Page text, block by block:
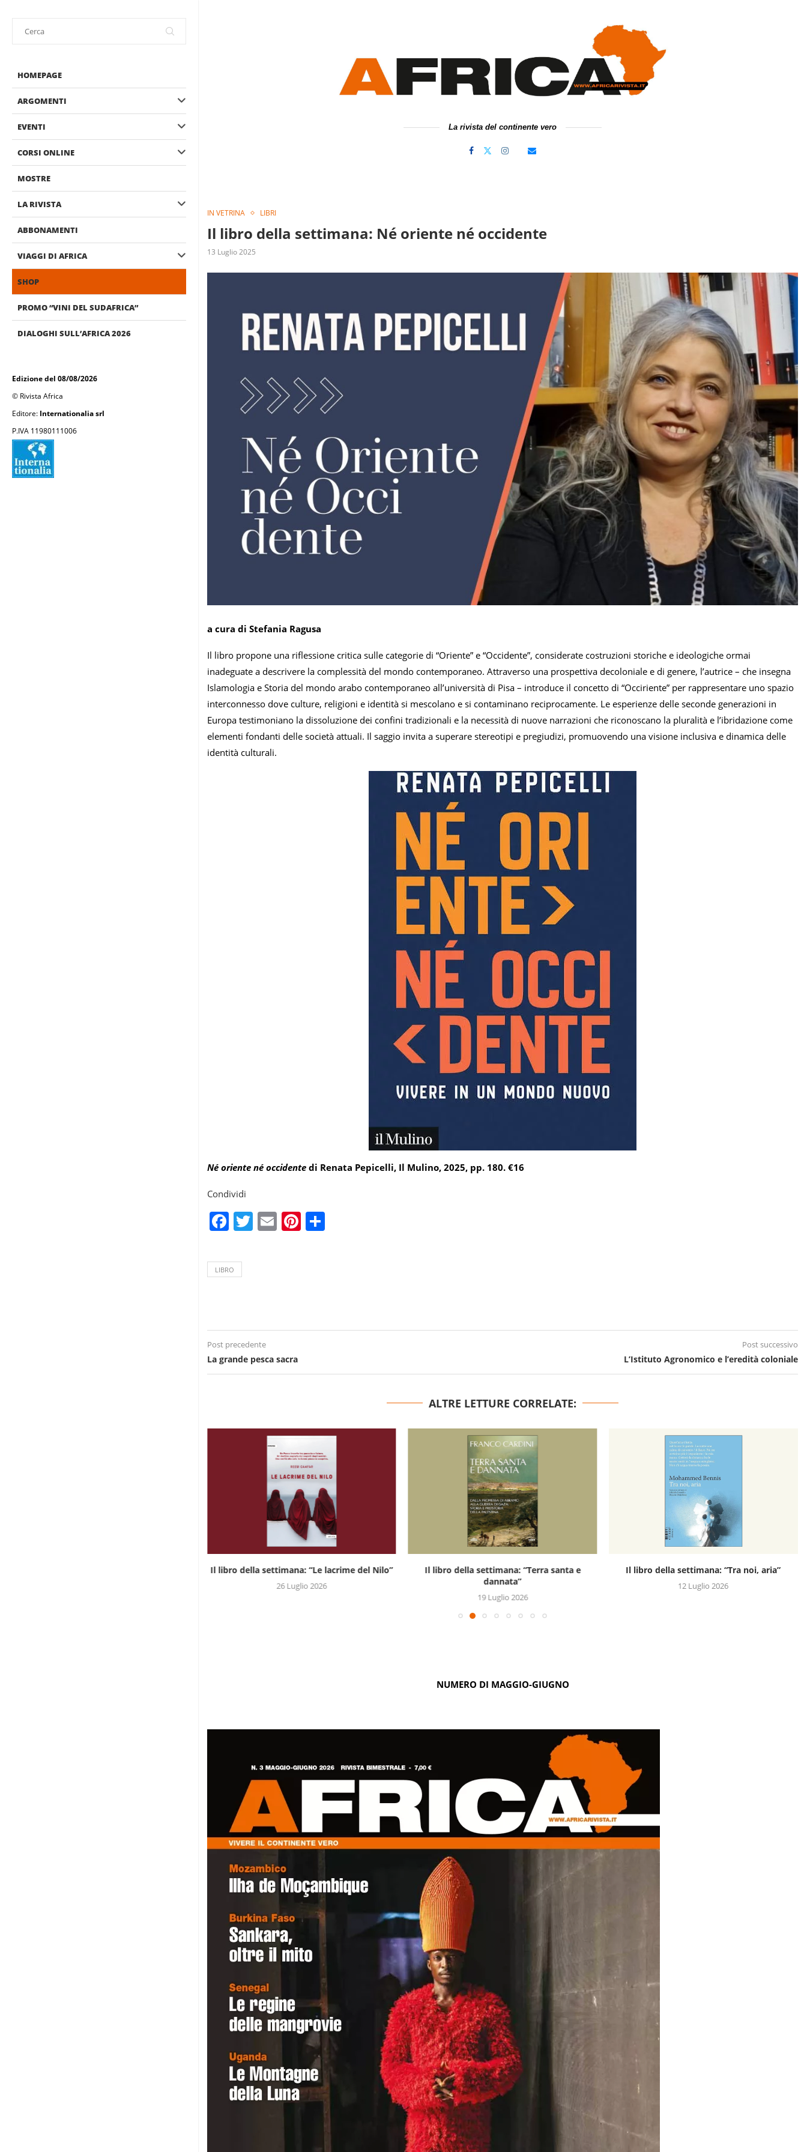
HOMEPAGE
ARGOMENTI
EVENTI
CORSI ONLINE
MOSTRE
LA RIVISTA
ABBONAMENTI
VIAGGI DI AFRICA
SHOP
PROMO “VINI DEL SUDAFRICA”
DIALOGHI SULL’AFRICA 2026
Edizione del 08/08/2026
© Rivista Africa
Editore: Internationalia srl
P.IVA 11980111006
La rivista del continente vero
IN VETRINA LIBRI
Il libro della settimana: Né oriente né occidente
13 Luglio 2025
a cura di Stefania Ragusa
​Il libro propone una riflessione critica sulle categorie di “Oriente” e “Occidente”, considerate costruzioni storiche e ideologiche ormai
inadeguate a descrivere la complessità del mondo contemporaneo. Attraverso una prospettiva decoloniale e di genere, l’autrice – che insegna
Islamologia e Storia del mondo arabo contemporaneo all’università di Pisa – introduce il concetto di “Occiriente” per rappresentare uno spazio
interconnesso dove culture, religioni e identità si mescolano e si contaminano reciprocamente. Le esperienze delle seconde generazioni in
Europa testimoniano la dissoluzione dei confini tradizionali e la necessità di nuove narrazioni che riconoscano la pluralità e l’ibridazione come
elementi fondanti delle società attuali. Il saggio invita a superare stereotipi e pregiudizi, promuovendo una visione inclusiva e dinamica delle
identità culturali.
Né oriente né occidente di Renata Pepicelli, Il Mulino, 2025, pp. 180. €16
Condividi
Facebook
Twitter
EmailPinterest
LIBRO
Post precedente
La grande pesca sacra
Post successivo
L’Istituto Agronomico e l’eredità coloniale
ALTRE LETTURE CORRELATE:
Il libro della settimana: “Le lacrime del Nilo”
26 Luglio 2026
Il libro della settimana: “Terra santa e
dannata”
19 Luglio 2026
Il libro della settimana: “Tra noi, aria”
12 Luglio 2026
NUMERO DI MAGGIO-GIUGNO